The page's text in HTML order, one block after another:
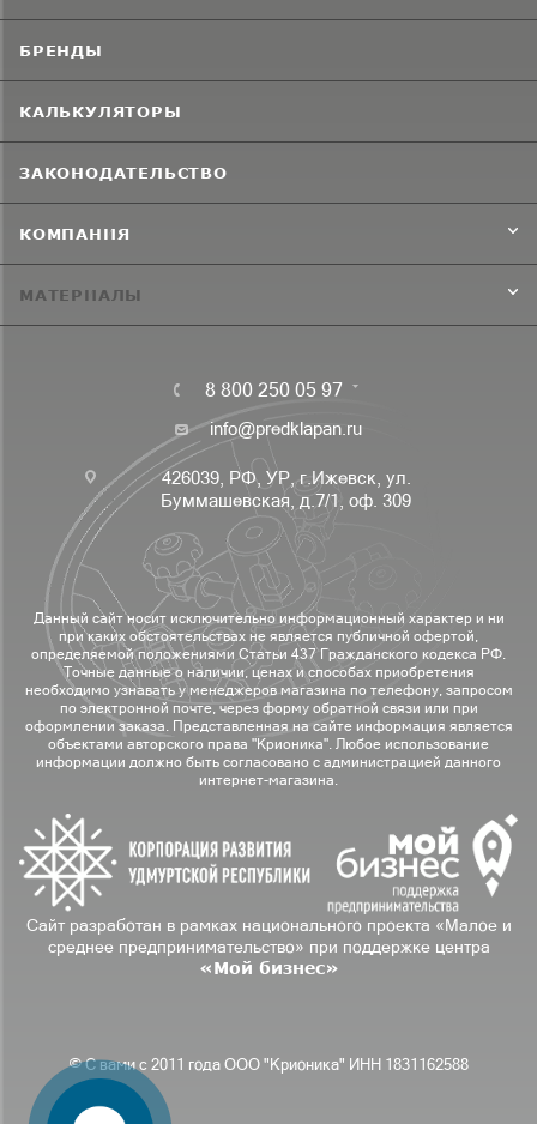
БРЕНДЫ
КАЛЬКУЛЯТОРЫ
ЗАКОНОДАТЕЛЬСТВО
КОМПАНИЯ
МАТЕРИАЛЫ
8 800 250 05 97
info@predklapan.ru
426039, РФ, УР, г.Ижевск, ул.
Буммашевская, д.7/1, оф. 309
Данный сайт носит исключительно информационный характер и ни
при каких обстоятельствах не является публичной офертой,
определяемой положениями Статьи 437 Гражданского кодекса РФ.
Точные данные о наличии, ценах и способах приобретения
необходимо узнавать у менеджеров магазина по телефону, запросом
по электронной почте, через форму обратной связи или при
оформлении заказа. Представленная на сайте информация является
объектами авторского права "Крионика". Любое использование
информации должно быть согласовано с администрацией данного
интернет-магазина.
Сайт разработан в рамках национального проекта «Малое и
среднее предпринимательство» при поддержке центра
«Мой бизнес»
© С вами с 2011 года ООО "Крионика" ИНН 1831162588